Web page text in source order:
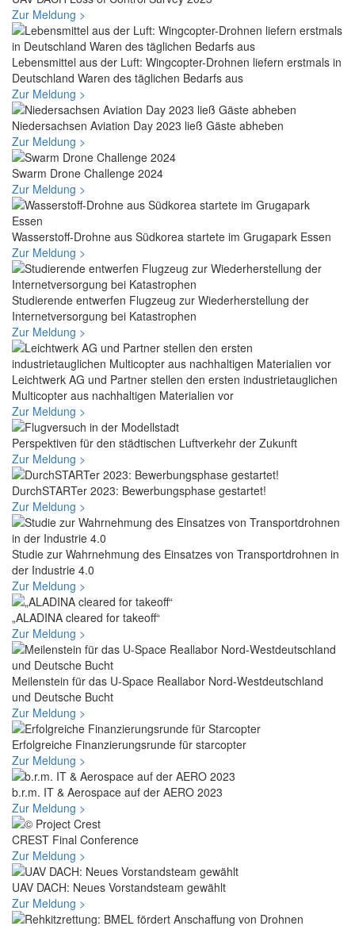
Zur Meldung >
Lebensmittel aus der Luft: Wingcopter-Drohnen liefern erstmals in
Deutschland Waren des täglichen Bedarfs aus
Zur Meldung >
Niedersachsen Aviation Day 2023 ließ Gäste abheben
Zur Meldung >
Swarm Drone Challenge 2024
Zur Meldung >
Wasserstoff-Drohne aus Südkorea startete im Grugapark Essen
Zur Meldung >
Studierende entwerfen Flugzeug zur Wiederherstellung der
Internetversorgung bei Katastrophen
Zur Meldung >
Leichtwerk AG und Partner stellen den ersten industrietauglichen
Multicopter aus nachhaltigen Materialien vor
Zur Meldung >
Perspektiven für den städtischen Luftverkehr der Zukunft
Zur Meldung >
DurchSTARTer 2023: Bewerbungsphase gestartet!
Zur Meldung >
Studie zur Wahrnehmung des Einsatzes von Transportdrohnen in
der Industrie 4.0
Zur Meldung >
„ALADINA cleared for takeoff“
Zur Meldung >
Meilenstein für das U-Space Reallabor Nord-Westdeutschland
und Deutsche Bucht
Zur Meldung >
Erfolgreiche Finanzierungsrunde für starcopter
Zur Meldung >
b.r.m. IT & Aerospace auf der AERO 2023
Zur Meldung >
CREST Final Conference
Zur Meldung >
UAV DACH: Neues Vorstandsteam gewählt
Zur Meldung >